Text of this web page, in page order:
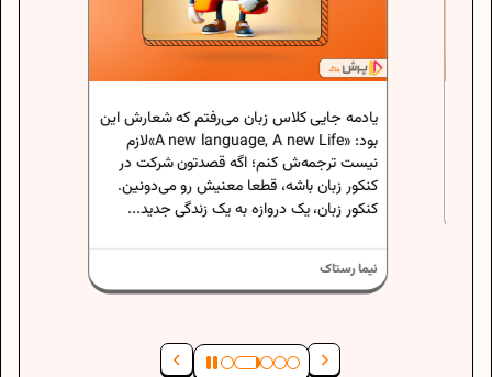
یادمه جایی کلاس زبان می‌رفتم که شعارش این
بود: «A new language, A new Life»لازم
نیست ترجمه‌ش کنم؛ اگه قصدتون شرکت در
کنکور زبان باشه، قطعا معنیش رو می‌دونین.
کنکور زبان، یک دروازه به یک زندگی جدید...
نیما رستاک